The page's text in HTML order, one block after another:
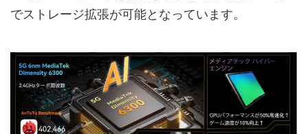
でストレージ拡張が可能となっています。